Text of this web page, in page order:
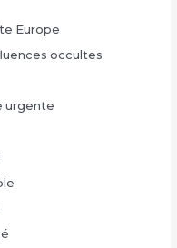
Europe
occultes
urgente